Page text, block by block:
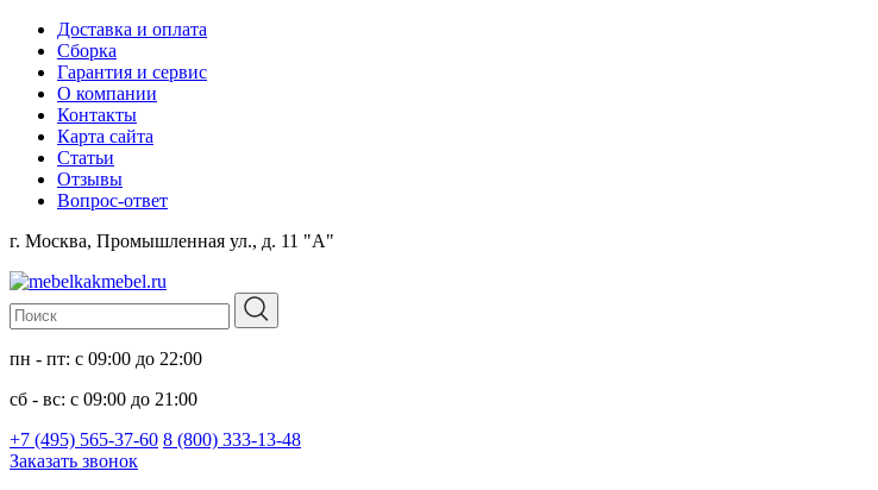
Доставка и оплата
Сборка
Гарантия и сервис
О компании
Контакты
Карта сайта
Статьи
Отзывы
Вопрос-ответ
г. Москва, Промышленная ул., д. 11 "А"
пн - пт: с 09:00 до 22:00
сб - вс: с 09:00 до 21:00
+7 (495) 565-37-60 8 (800) 333-13-48
Заказать звонок